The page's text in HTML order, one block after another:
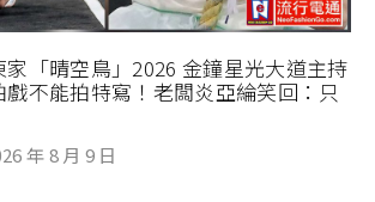
「晴空鳥」2026 金鐘星光大道主持
不能拍特寫！老闆炎亞綸笑回：只
年 8 月 9 日